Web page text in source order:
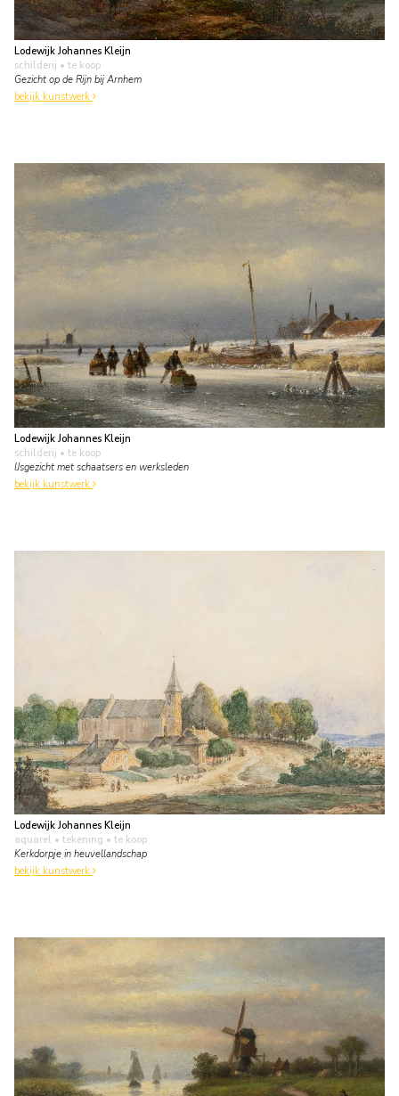
Lodewijk Johannes Kleijn
schilderij • te koop
Gezicht op de Rijn bij Arnhem
bekijk kunstwerk
Lodewijk Johannes Kleijn
schilderij • te koop
IJsgezicht met schaatsers en werksleden
bekijk kunstwerk
Lodewijk Johannes Kleijn
aquarel • tekening • te koop
Kerkdorpje in heuvellandschap
bekijk kunstwerk